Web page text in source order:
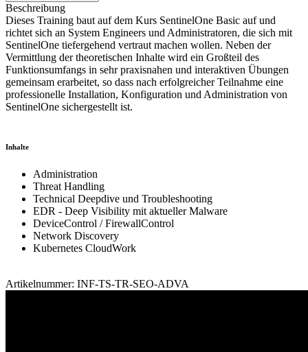
Beschreibung
Dieses Training baut auf dem Kurs SentinelOne Basic auf und
richtet sich an System Engineers und Administratoren, die sich mit
SentinelOne tiefergehend vertraut machen wollen. Neben der
Vermittlung der theoretischen Inhalte wird ein Großteil des
Funktionsumfangs in sehr praxisnahen und interaktiven Übungen
gemeinsam erarbeitet, so dass nach erfolgreicher Teilnahme eine
professionelle Installation, Konfiguration und Administration von
SentinelOne sichergestellt ist.
Inhalte
Administration
Threat Handling
Technical Deepdive und Troubleshooting
EDR - Deep Visibility mit aktueller Malware
DeviceControl / FirewallControl
Network Discovery
Kubernetes CloudWork
Artikelnummer: INF-TS-TR-SEO-ADVA